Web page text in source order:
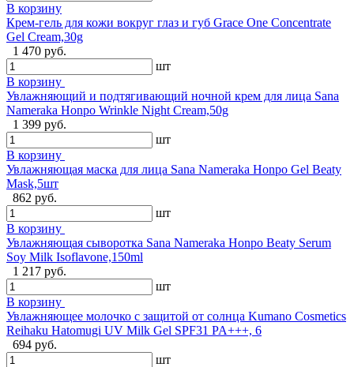
В корзину
Крем-гель для кожи вокруг глаз и губ Grace One Concentrate
Gel Cream,30g
1 470 руб.
шт
В корзину
Увлажняющий и подтягивающий ночной крем для лица Sana
Nameraka Honpo Wrinkle Night Cream,50g
1 399 руб.
шт
В корзину
Увлажняющая маска для лица Sana Nameraka Honpo Gel Beaty
Mask,5шт
862 руб.
шт
В корзину
Увлажняющая сыворотка Sana Nameraka Honpo Beaty Serum
Soy Milk Isoflavone,150ml
1 217 руб.
шт
В корзину
Увлажняющее молочко с защитой от солнца Kumano Cosmetics
Reihaku Hatomugi UV Milk Gel SPF31 PA+++, 6
694 руб.
шт